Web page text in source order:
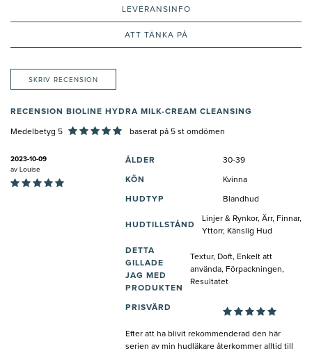
LEVERANSINFO
ATT TÄNKA PÅ
SKRIV RECENSION
RECENSION BIOLINE HYDRA MILK-CREAM CLEANSING
Medelbetyg 5 baserat på 5 st omdömen
2023-10-09
av Louise
ÅLDER 30-39
KÖN Kvinna
HUDTYP Blandhud
HUDTILLSTÅND
Linjer & Rynkor, Ärr, Finnar,
Yttorr, Känslig Hud
DETTA
GILLADE
JAG MED
PRODUKTEN
Textur, Doft, Enkelt att
använda, Förpackningen,
Resultatet
PRISVÄRD
Efter att ha blivit rekommenderad den här
serien av min hudläkare återkommer alltid till